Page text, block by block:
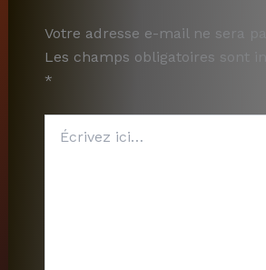
Votre adresse e-mail ne sera
Les champs obligatoires sont
*
ici…